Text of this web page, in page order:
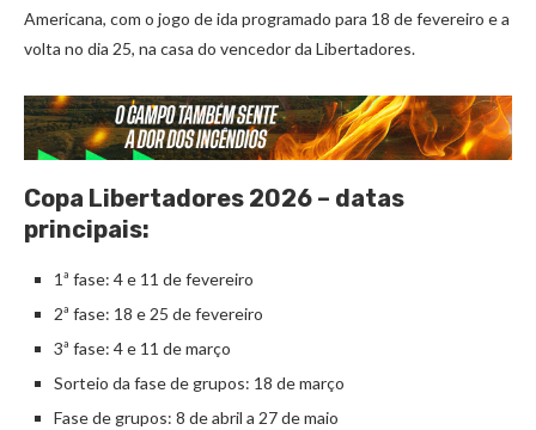
Americana, com o jogo de ida programado para 18 de fevereiro e a
volta no dia 25, na casa do vencedor da Libertadores.
Copa Libertadores 2026 – datas
principais:
1ª fase: 4 e 11 de fevereiro
2ª fase: 18 e 25 de fevereiro
3ª fase: 4 e 11 de março
Sorteio da fase de grupos: 18 de março
Fase de grupos: 8 de abril a 27 de maio